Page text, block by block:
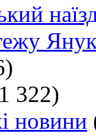
322)
новини